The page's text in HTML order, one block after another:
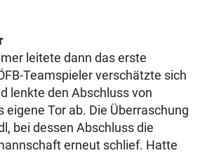
leitete dann das erste
Teamspieler verschätzte sich
lenkte den Abschluss von
eigene Tor ab. Die Überraschung
bei dessen Abschluss die
erneut schlief. Hatte